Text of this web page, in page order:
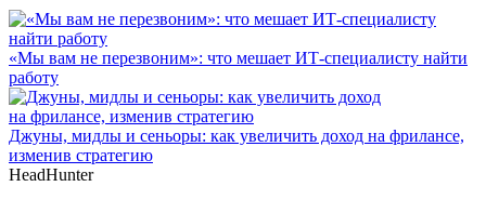
«Мы вам не перезвоним»: что мешает ИТ-специалисту найти
работу
Джуны, мидлы и сеньоры: как увеличить доход на фрилансе,
изменив стратегию
HeadHunter